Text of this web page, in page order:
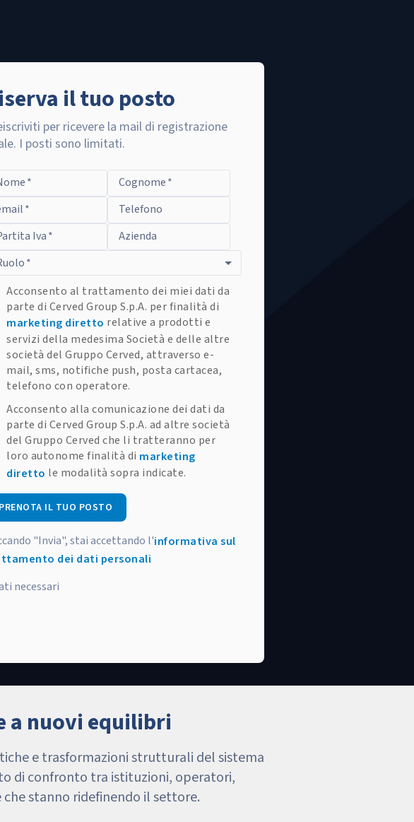
il tuo posto
per ricevere la mail di registrazione
I posti sono limitati.
* Cognome*
*
Telefono
Iva*
Azienda
*
Acconsento al trattamento dei miei dati da
parte di Cerved Group S.p.A. per finalità di
marketing diretto relative a prodotti e
servizi della medesima Società e delle altre
società del Gruppo Cerved, attraverso e-
mail, sms, notifiche push, posta cartacea,
telefono con operatore.
Acconsento alla comunicazione dei dati da
parte di Cerved Group S.p.A. ad altre società
del Gruppo Cerved che li tratteranno per
loro autonome finalità di marketing
diretto le modalità sopra indicate.
PRENOTA IL TUO POSTO
"Invia", stai accettando l'informativa sul
dei dati personali
necessari
a nuovi equilibri
e trasformazioni strutturali del sistema
di confronto tra istituzioni, operatori,
stanno ridefinendo il settore.